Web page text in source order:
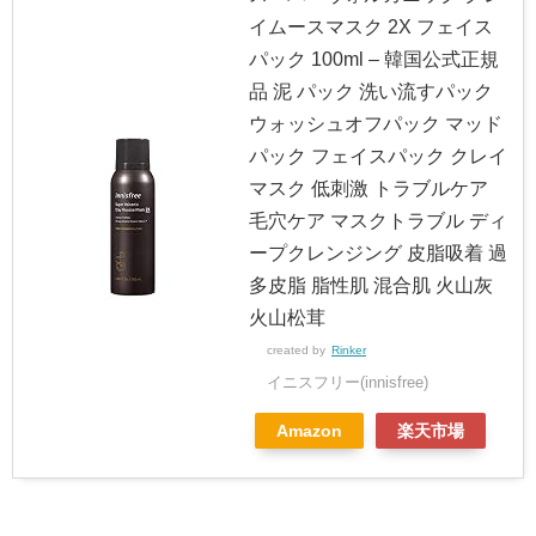
イムースマスク 2X フェイス
パック 100ml – 韓国公式正規
品 泥 パック 洗い流すパック
ウォッシュオフパック マッド
パック フェイスパック クレイ
マスク 低刺激 トラブルケア
毛穴ケア マスクトラブル ディ
ープクレンジング 皮脂吸着 過
多皮脂 脂性肌 混合肌 火山灰
火山松茸
created by Rinker
イニスフリー(innisfree)
Amazon 楽天市場